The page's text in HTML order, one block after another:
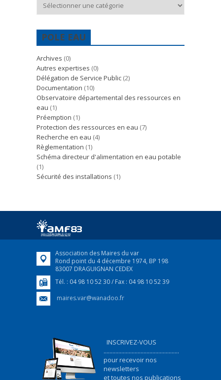
POLE EAU
Archives (0)
Autres expertises (0)
Délégation de Service Public (2)
Documentation (10)
Observatoire départemental des ressources en
eau (1)
Préemption (1)
Protection des ressources en eau (7)
Recherche en eau (4)
Règlementation (1)
Schéma directeur d'alimentation en eau potable
(1)
Sécurité des installations (1)
Association des Maires du var
Rond point du 4 décembre 1974, BP 198
83007 DRAGUIGNAN CEDEX
Tél. : 04 98 10 52 30 / Fax : 04 98 10 52 39
maires.var@wanadoo.fr
INSCRIVEZ-VOUS
...................................................
pour recevoir nos
newsletters
et toutes nos publications